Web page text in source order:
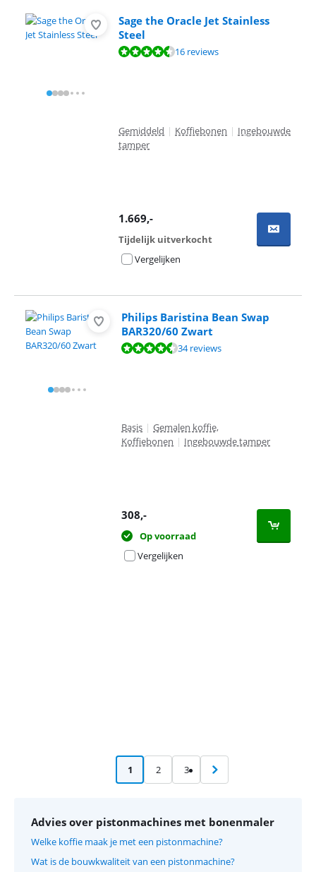
Sage the Oracle Jet Stainless
Steel
Beoordeling is 9,3 van de 10, gebaseerd op 16 reviews.
16 reviews
Gemiddeld | Koffiebonen | Ingebouwde
tamper
1.669,-
Tijdelijk uitverkocht
Vergelijken
Philips Baristina Bean Swap
BAR320/60 Zwart
Beoordeling is 8,7 van de 10, gebaseerd op 34 reviews.
34 reviews
Basis | Gemalen koffie,
Koffiebonen | Ingebouwde tamper
308,-
Op voorraad
Vergelijken
1 2 3
Advies over pistonmachines met bonenmaler
Welke koffie maak je met een pistonmachine?
Wat is de bouwkwaliteit van een pistonmachine?